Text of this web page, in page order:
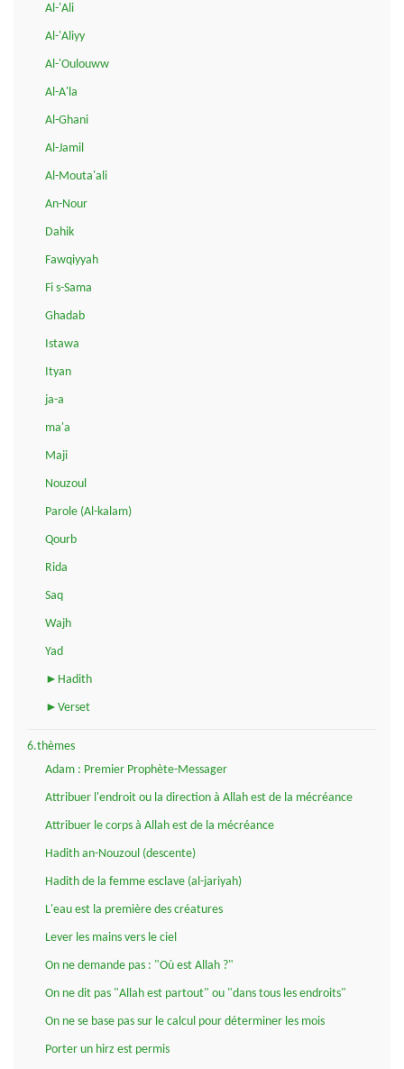
Al-'Ali
Al-'Aliyy
Al-'Oulouww
Al-A'la
Al-Ghani
Al-Jamil
Al-Mouta'ali
An-Nour
Dahik
Fawqiyyah
Fi s-Sama
Ghadab
Istawa
Ityan
ja-a
ma'a
Maji
Nouzoul
Parole (Al-kalam)
Qourb
Rida
Saq
Wajh
Yad
►Hadith
►Verset
6.thèmes
Adam : Premier Prophète-Messager
Attribuer l'endroit ou la direction à Allah est de la mécréance
Attribuer le corps à Allah est de la mécréance
Hadith an-Nouzoul (descente)
Hadith de la femme esclave (al-jariyah)
L'eau est la première des créatures
Lever les mains vers le ciel
On ne demande pas : "Où est Allah ?"
On ne dit pas "Allah est partout" ou "dans tous les endroits"
On ne se base pas sur le calcul pour déterminer les mois
Porter un hirz est permis